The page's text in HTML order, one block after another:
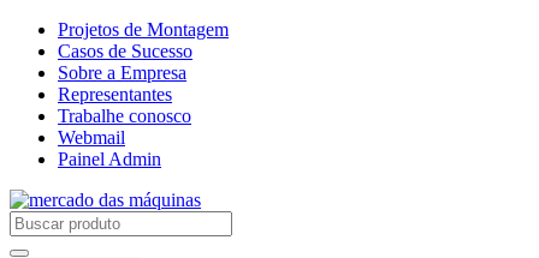
Projetos de Montagem
Casos de Sucesso
Sobre a Empresa
Representantes
Trabalhe conosco
Webmail
Painel Admin